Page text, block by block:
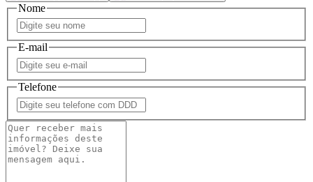
Nome
E-mail
Telefone